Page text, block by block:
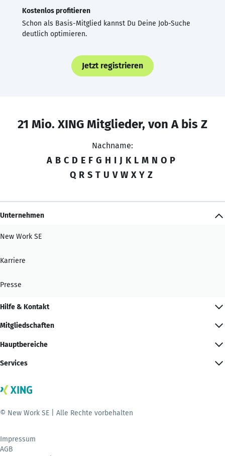
Kostenlos profitieren
Schon als Basis-Mitglied kannst Du Deine Job-Suche
deutlich optimieren.
Jetzt registrieren
21 Mio. XING Mitglieder, von A bis Z
Nachname:
A B C D E F G H I J K L M N O P
Q R S T U V W X Y Z
Unternehmen
New Work SE
Karriere
Presse
Hilfe & Kontakt
Mitgliedschaften
Hauptbereiche
Services
© New Work SE | Alle Rechte vorbehalten
Impressum
AGB